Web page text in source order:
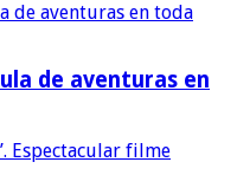
de aventuras en